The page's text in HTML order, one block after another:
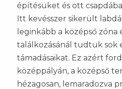
építésüket és ott
Itt kevésszer sikerült
leginkább a középső zóna
találkozásánál tudtuk sok
támadásaikat. Ez azért
középpályán, a középső
hézagosan, lemaradozva